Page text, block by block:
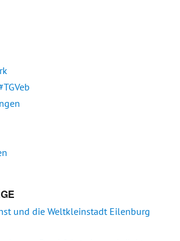
und die Weltkleinstadt Eilenburg